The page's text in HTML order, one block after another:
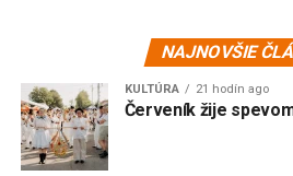
NAJNOVŠIE
KULTÚRA 21 hodín ago
Červeník žije